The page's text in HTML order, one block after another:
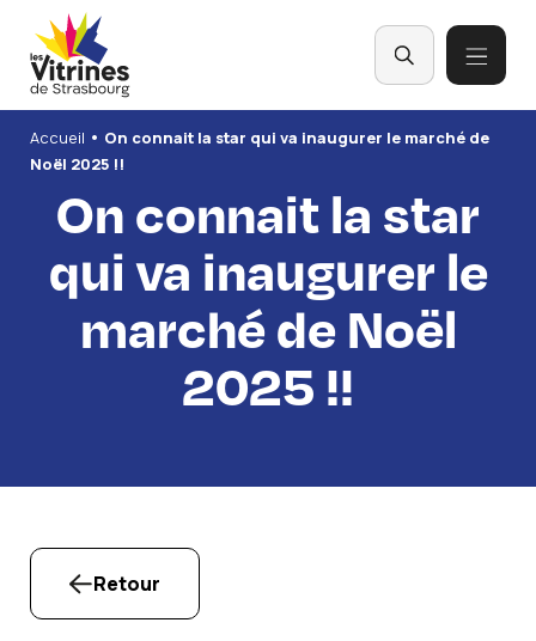
Accueil • On connait la star qui va inaugurer le marché de
Noël 2025 !!
On connait la star
qui va inaugurer le
marché de Noël
2025 !!
Retour
Panneau de gestion des cookies